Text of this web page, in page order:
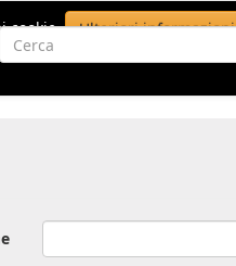
cookie. Ulteriori informazioni